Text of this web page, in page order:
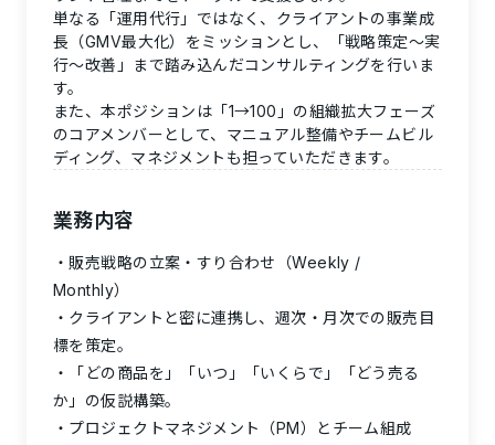
単なる「運用代行」ではなく、クライアントの事業成
長（GMV最大化）をミッションとし、「戦略策定〜実
行〜改善」まで踏み込んだコンサルティングを行いま
す。
また、本ポジションは「1→100」の組織拡大フェーズ
のコアメンバーとして、マニュアル整備やチームビル
ディング、マネジメントも担っていただきます。
業務内容
販売戦略の立案・すり合わせ（Weekly /
Monthly）
クライアントと密に連携し、週次・月次での販売目
標を策定。
「どの商品を」「いつ」「いくらで」「どう売る
か」の仮説構築。
プロジェクトマネジメント（PM）とチーム組成